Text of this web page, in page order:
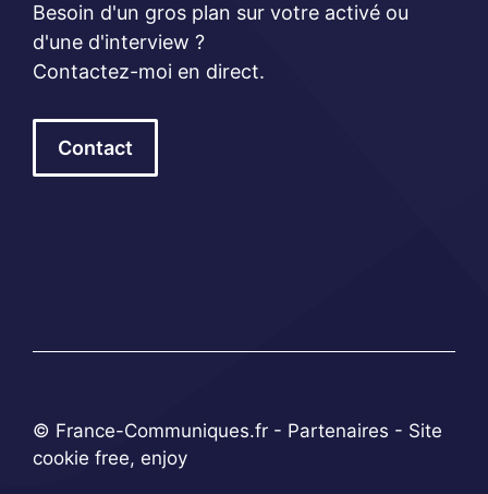
Besoin d'un gros plan sur votre activé ou
d'une d'interview ?
Contactez-moi en direct.
Contact
© France-Communiques.fr - Partenaires - Site
cookie free, enjoy